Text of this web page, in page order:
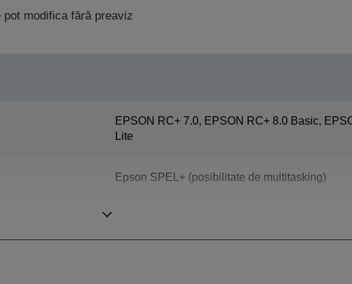
modifica fără preaviz
EPSON RC+ 7.0, EPSON RC+ 8.0 Basic,
Lite
Epson SPEL+ (posibilitate de multitasking)